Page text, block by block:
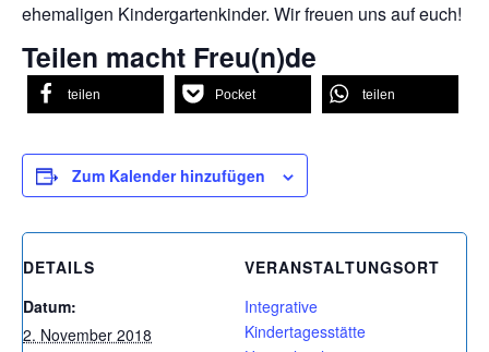
ehemaligen Kindergartenkinder. Wir freuen uns auf euch!
Teilen macht Freu(n)de
teilen Pocket teilen
Zum Kalender hinzufügen
DETAILS
Datum:
2. November 2018
VERANSTALTUNGSORT
Integrative
Kindertagesstätte